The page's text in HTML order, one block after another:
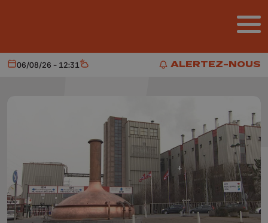
ALERTEZ-NOUS
ALERTEZ-NOUS
Aujourd'hui
06/08/26 - 12:31 Météo